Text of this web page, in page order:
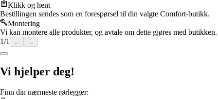
Klikk og hent
Bestillingen sendes som en forespørsel til din valgte Comfort-butikk.
Montering
Vi kan montere alle produkter, og avtale om dette gjøres med butikken.
1/1 ← →
Vi hjelper deg!
Finn din nærmeste rørlegger: